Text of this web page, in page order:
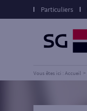
Particuliers
Vous êtes ici : Accueil